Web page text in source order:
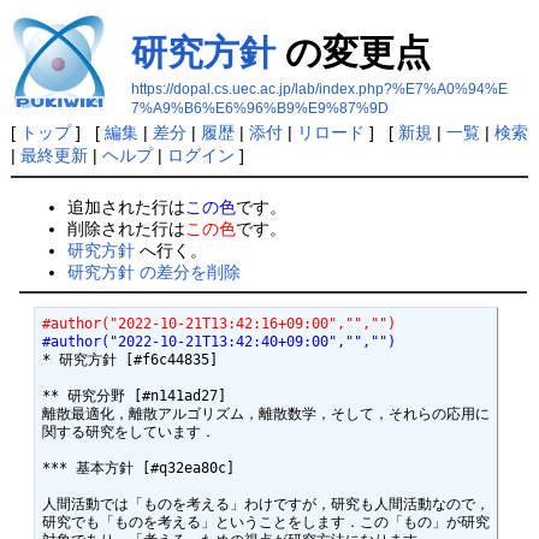
研究方針の変更点
https://dopal.cs.uec.ac.jp/lab/index.php?%E7%A0%94%E
7%A9%B6%E6%96%B9%E9%87%9D
[ トップ] [ 編集| 差分| 履歴| 添付| リロード ] [ 新規 | 一覧| 検索
| 最終更新| ヘルプ| ログイン ]
追加された行はこの色です。
削除された行はこの色です。
研究方針 へ行く。
研究方針 の差分を削除
#author("2022-10-21T13:42:16+09:00","","")
#author("2022-10-21T13:42:40+09:00","","")
* 研究方針 [#f6c44835]
** 研究分野 [#n141ad27]
離散最適化，離散アルゴリズム，離散数学，そして，それらの応用に
関する研究をしています．
*** 基本方針 [#q32ea80c]
人間活動では「ものを考える」わけですが，研究も人間活動なので，
研究でも「ものを考える」ということをします．この「もの」が研究